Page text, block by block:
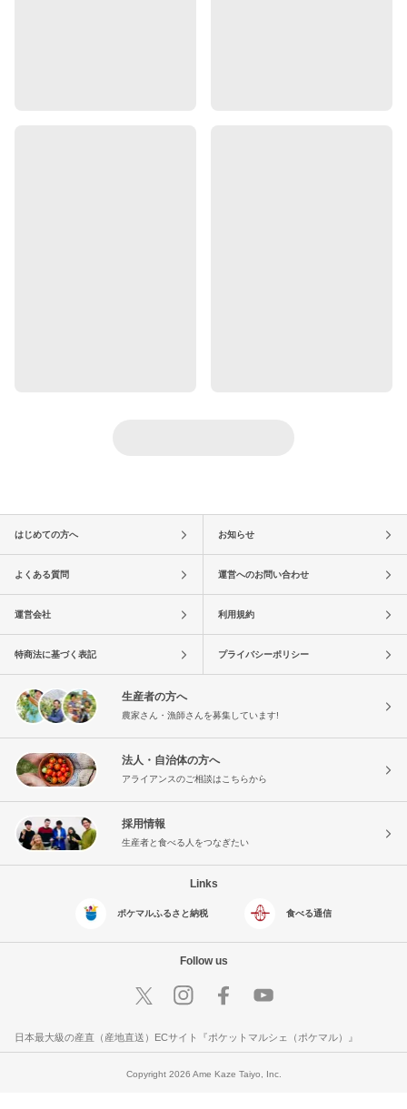
はじめての方へ お知らせ
よくある質問 運営へのお問い合わせ
運営会社 利用規約
特商法に基づく表記 プライバシーポリシー
生産者の方へ
農家さん・漁師さんを募集しています!
法人・自治体の方へ
アライアンスのご相談はこちらから
採用情報
生産者と食べる人をつなぎたい
Links
ポケマルふるさと納税 食べる通信
Follow us
日本最大級の産直（産地直送）ECサイト『ポケットマルシェ（ポケマル）』
Copyright 2026 Ame Kaze Taiyo, Inc.